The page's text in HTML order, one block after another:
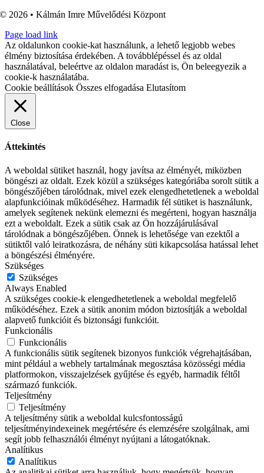
© 2026 • Kálmán Imre Művelődési Központ
Page load link
Az oldalunkon cookie-kat használunk, a lehető legjobb webes
élmény biztosítása érdekében. A továbblépéssel és az oldal
használatával, beleértve az oldalon maradást is, Ön beleegyezik a
cookie-k használatába.
Cookie beállítások Összes elfogadása Elutasítom
Close
Áttekintés
A weboldal sütiket használ, hogy javítsa az élményét, miközben
böngészi az oldalt. Ezek közül a szükséges kategóriába sorolt sütik a
böngészőjében tárolódnak, mivel ezek elengedhetetlenek a weboldal
alapfunkcióinak működéséhez. Harmadik fél sütiket is használunk,
amelyek segítenek nekünk elemezni és megérteni, hogyan használja
ezt a weboldalt. Ezek a sütik csak az Ön hozzájárulásával
tárolódnak a böngészőjében. Önnek is lehetősége van ezektől a
sütiktől való leiratkozásra, de néhány süti kikapcsolása hatással lehet
a böngészési élményére.
Szükséges
Szükséges
Always Enabled
A szükséges cookie-k elengedhetetlenek a weboldal megfelelő
működéséhez. Ezek a sütik anonim módon biztosítják a weboldal
alapvető funkcióit és biztonsági funkcióit.
Funkcionális
Funkcionális
A funkcionális sütik segítenek bizonyos funkciók végrehajtásában,
mint például a webhely tartalmának megosztása közösségi média
platformokon, visszajelzések gyűjtése és egyéb, harmadik féltől
származó funkciók.
Teljesítmény
Teljesítmény
A teljesítmény sütik a weboldal kulcsfontosságú
teljesítményindexeinek megértésére és elemzésére szolgálnak, ami
segít jobb felhasználói élményt nyújtani a látogatóknak.
Analítikus
Analítikus